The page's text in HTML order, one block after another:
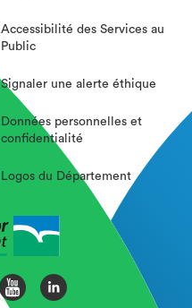
Accessibilité des Services au
Public
Signaler une alerte éthique
Données personnelles et
confidentialité
Logos du Département